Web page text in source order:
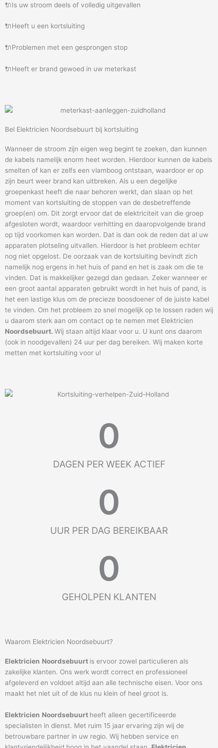
🔌Is uw stroom deels of volledig uitgevallen
🔌Heeft u een kortsluiting
🔌Problemen met een gesprongen stop
🔌Heeft er brand gewoed in uw meterkast
Bel Elektricien Noordsebuurt bij kortsluiting
Wanneer de stroom zijn eigen weg begint te zoeken, dan kunnen
de kabels namelijk enorm heet worden. Hierdoor kunnen de kabels
smelten of kan er zelfs een vlamboog ontstaan, waardoor er op
zijn beurt weer brand kan uitbreken. Als u een degelijke
groepenkast heeft die naar behoren werkt, dan slaan op het
moment van kortsluiting de stoppen van de desbetreffende
groep(en) om. Dit zorgt ervoor dat de elektriciteit van die groep
afgesloten wordt, waardoor verhitting en daaropvolgende brand
op tijd voorkomen kan worden. Dat is dan ook de reden dat al uw
apparaten plotseling uitvallen. Hierdoor is het probleem echter
nog niet opgelost. De oorzaak van de kortsluiting bevindt zich
namelijk nog ergens in het huis of pand en het is zaak om die te
vinden. Dat is makkelijker gezegd dan gedaan. Zeker wanneer er
een groot aantal apparaten gebruikt wordt in het huis of pand, is
het een lastige klus om de precieze boosdoener of de juiste kabel
te vinden. Om het probleem zo snel mogelijk op te lossen raden wij
u daarom sterk aan om contact op te nemen met Elektricien
Noordsebuurt. Wij staan altijd klaar voor u. U kunt ons daarom
(ook in noodgevallen) 24 uur per dag bereiken. Wij maken korte
metten met kortsluiting voor u!
DAGEN PER WEEK ACTIEF
0
UUR PER DAG BEREIKBAAR
0
GEHOLPEN KLANTEN
0
Waarom Elektricien Noordsebuurt?
Elektricien Noordsebuurt is ervoor zowel particulieren als
zakelijke klanten. Ons werk wordt correct en professioneel
afgeleverd en voldoet altijd aan alle technische eisen. Voor ons
maakt het niet uit of de klus nu klein of heel groot is.
Elektricien Noordsebuurt heeft alleen gecertificeerde
specialisten in dienst. Met ruim 15 jaar ervaring zijn wij de
betrouwbare partner in uw regio. Wij hebben service en